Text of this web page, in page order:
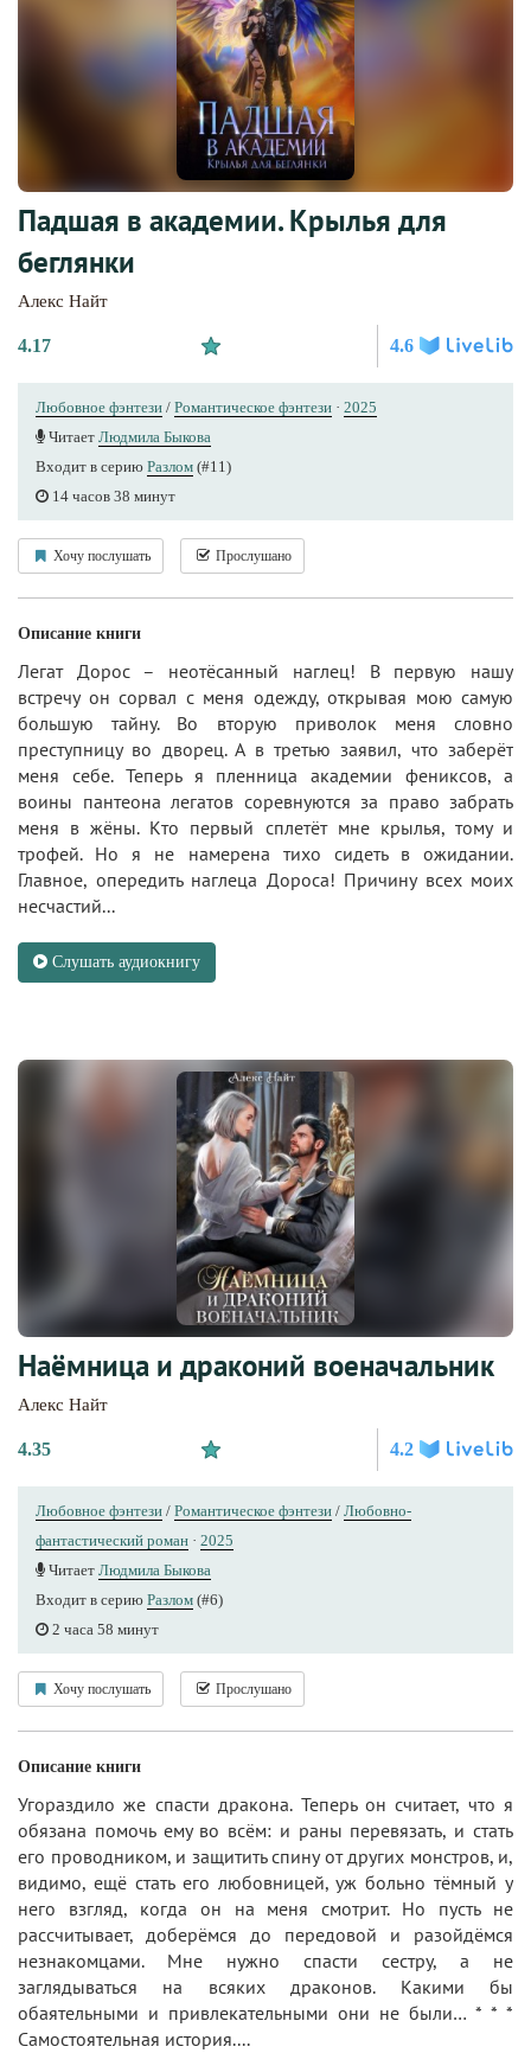
Падшая в академии. Крылья для
беглянки
Алекс Найт
4.17 4.6
Любовное фэнтези / Романтическое фэнтези · 2025
Читает Людмила Быкова
Входит в серию Разлом (#11)
14 часов 38 минут
Хочу послушать Прослушано
Описание книги
Легат Дорос – неотёсанный наглец! В первую нашу
встречу он сорвал с меня одежду, открывая мою самую
большую тайну. Во вторую приволок меня словно
преступницу во дворец. А в третью заявил, что заберёт
меня себе. Теперь я пленница академии фениксов, а
воины пантеона легатов соревнуются за право забрать
меня в жёны. Кто первый сплетёт мне крылья, тому и
трофей. Но я не намерена тихо сидеть в ожидании.
Главное, опередить наглеца Дороса! Причину всех моих
несчастий...
Слушать аудиокнигу
Наёмница и драконий военачальник
Алекс Найт
4.35 4.2
Любовное фэнтези / Романтическое фэнтези / Любовно-
фантастический роман · 2025
Читает Людмила Быкова
Входит в серию Разлом (#6)
2 часа 58 минут
Хочу послушать Прослушано
Описание книги
Угораздило же спасти дракона. Теперь он считает, что я
обязана помочь ему во всём: и раны перевязать, и стать
его проводником, и защитить спину от других монстров, и,
видимо, ещё стать его любовницей, уж больно тёмный у
него взгляд, когда он на меня смотрит. Но пусть не
рассчитывает, доберёмся до передовой и разойдёмся
незнакомцами. Мне нужно спасти сестру, а не
заглядываться на всяких драконов. Какими бы
обаятельными и привлекательными они не были… * * *
Самостоятельная история....